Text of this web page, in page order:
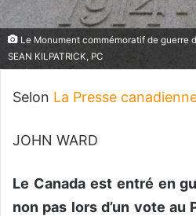
Le Monument commémoratif de guerre
SEAN KILPATRICK, PC
Selon La Presse
JOHN WARD
Le Canada est entré en
non pas lors d’un vote au